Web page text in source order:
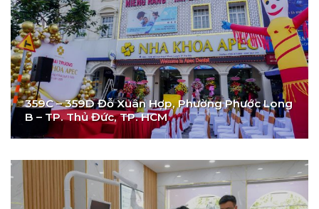
359C – 359D Đỗ Xuân Hợp, Phường Phước Long
B – TP. Thủ Đức, TP. HCM